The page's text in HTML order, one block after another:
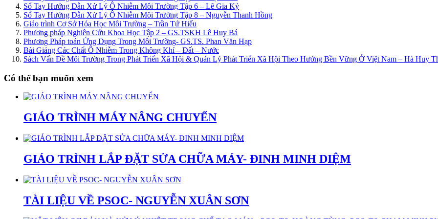
Sổ Tay Hướng Dẫn Xử Lý Ô Nhiễm Môi Trường Tập 6 – Lê Gia Kỷ
Sổ Tay Hướng Dẫn Xử Lý Ô Nhiễm Môi Trường Tập 8 – Nguyễn Thanh Hồng
Giáo trình Cơ Sở Hóa Học Môi Trường – Trần Tứ Hiếu
Phương pháp Nghiên Cứu Khoa Học Tập 2 – GS.TSKH Lê Huy Bá
Phương Pháp toán Ứng Dụng Trong Môi Trường- GS.TS. Phan Văn Hạp
Bài Giảng Các Chất Ô Nhiễm Trong Không Khí – Đất – Nước
Sách Vấn Đề Môi Trường Trong Phát Triển Xã Hội & Quản Lý Phát Triển Xã Hội Theo Hướng Bền Vững Ở Việt Nam – Hà Huy
Có thể bạn muốn xem
GIÁO TRÌNH MÁY NÂNG CHUYỂN
GIÁO TRÌNH LẮP ĐẶT SỬA CHỮA MÁY- ĐINH MINH DIỆM
TÀI LIỆU VỀ PSOC- NGUYỄN XUÂN SƠN